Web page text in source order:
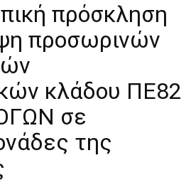
πρόσκληση
προσωρινών
κλάδου ΠΕ82
σε
της